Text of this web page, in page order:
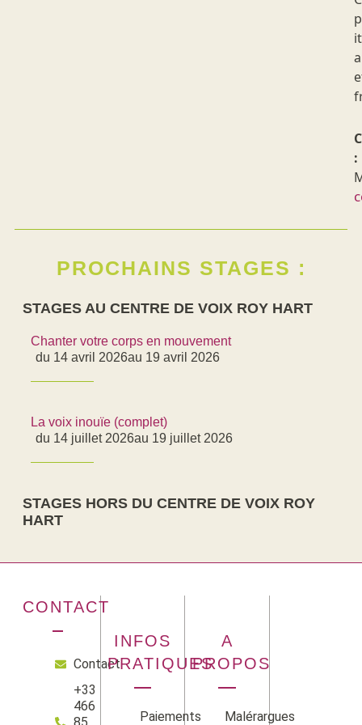
:
PROCHAINS STAGES :
STAGES AU CENTRE DE VOIX ROY HART
Chanter votre corps en mouvement
du 14 avril 2026au 19 avril 2026
La voix inouïe (complet)
du 14 juillet 2026au 19 juillet 2026
STAGES HORS DU CENTRE DE VOIX ROY
HART
CONTACT
Contact
+33
466
85
INFOS
PRATIQUES
Paiements
A
PROPOS
Malérargues